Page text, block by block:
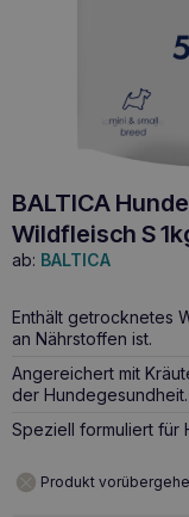
BALTICA
Wildfleisch S
ab: BALTICA
Enthält getrocknetes
an Nährstoffen ist.
Angereichert mit
der Hundegesundheit.
Speziell formuliert für
Produkt